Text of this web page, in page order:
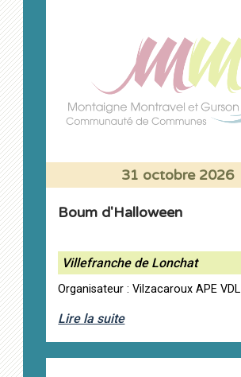
31 octobre 2026
Boum d'Halloween
Villefranche de Lonchat
Organisateur : Vilzacaroux APE VDL
Lire la suite